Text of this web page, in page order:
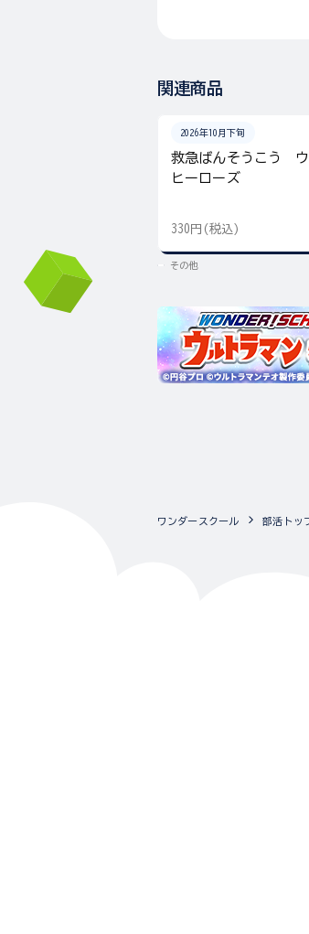
関連商品
2026年10月下旬
救急ばんそうこう
ヒーローズ
330円(税込)
その他
ワンダースクール 部活トッ